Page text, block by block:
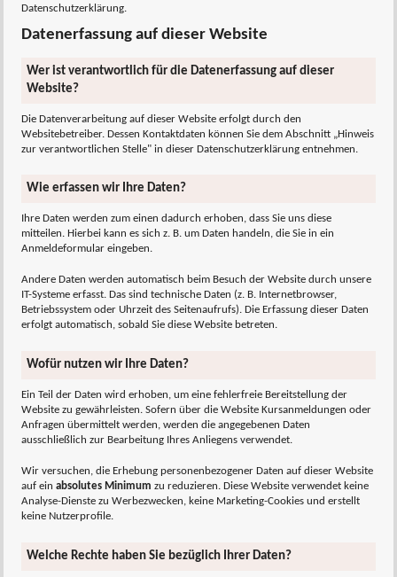
Datenschutzerklärung.
Datenerfassung auf dieser Website
Wer ist verantwortlich für die Datenerfassung auf dieser
Website?
Die Datenverarbeitung auf dieser Website erfolgt durch den
Websitebetreiber. Dessen Kontaktdaten können Sie dem Abschnitt „Hinweis
zur verantwortlichen Stelle" in dieser Datenschutzerklärung entnehmen.
Wie erfassen wir Ihre Daten?
Ihre Daten werden zum einen dadurch erhoben, dass Sie uns diese
mitteilen. Hierbei kann es sich z. B. um Daten handeln, die Sie in ein
Anmeldeformular eingeben.
Andere Daten werden automatisch beim Besuch der Website durch unsere
IT-Systeme erfasst. Das sind technische Daten (z. B. Internetbrowser,
Betriebssystem oder Uhrzeit des Seitenaufrufs). Die Erfassung dieser Daten
erfolgt automatisch, sobald Sie diese Website betreten.
Wofür nutzen wir Ihre Daten?
Ein Teil der Daten wird erhoben, um eine fehlerfreie Bereitstellung der
Website zu gewährleisten. Sofern über die Website Kursanmeldungen oder
Anfragen übermittelt werden, werden die angegebenen Daten
ausschließlich zur Bearbeitung Ihres Anliegens verwendet.
Wir versuchen, die Erhebung personenbezogener Daten auf dieser Website
auf ein absolutes Minimum zu reduzieren. Diese Website verwendet keine
Analyse-Dienste zu Werbezwecken, keine Marketing-Cookies und erstellt
keine Nutzerprofile.
Welche Rechte haben Sie bezüglich Ihrer Daten?